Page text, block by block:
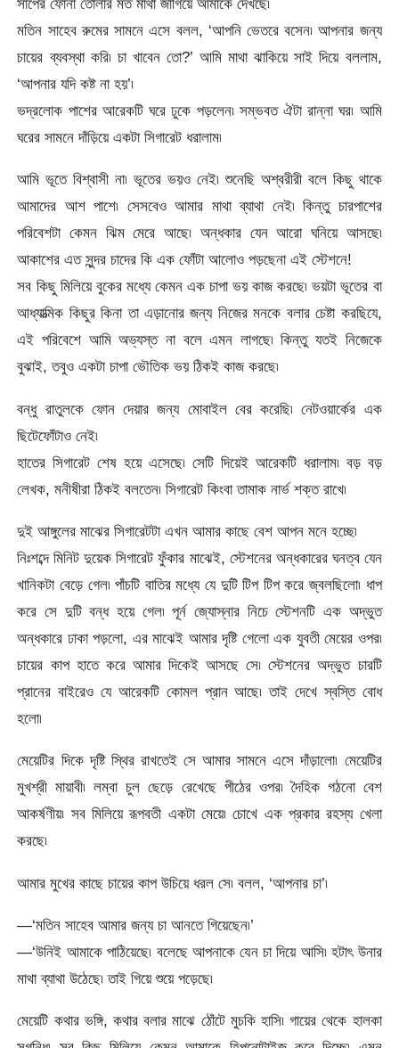
সাপের ফোনা তোলার মত মাথা জাগিয়ে আমাকে দেখছে৷
মতিন সাহেব রুমের সামনে এসে বলল, ‘আপনি ভেতরে বসেন৷ আপনার জন্য
চায়ের ব্যবস্থা করি৷ চা খাবেন তো?’ আমি মাথা ঝাকিয়ে সাই দিয়ে বললাম,
‘আপনার যদি কষ্ট না হয়’৷
ভদ্রলোক পাশের আরেকটি ঘরে ঢুকে পড়লেন৷ সম্ভবত ঐটা রান্না ঘর৷ আমি
ঘরের সামনে দাঁড়িয়ে একটা সিগারেট ধরালাম৷
আমি ভূতে বিশ্বাসী না৷ ভূতের ভয়ও নেই৷ শুনেছি অশ্বরীরী বলে কিছু থাকে
আমাদের আশ পাশে৷ সেসবেও আমার মাথা ব্যাথা নেই৷ কিন্তু চারপাশের
পরিবেশটা কেমন ঝিম মেরে আছে৷ অন্ধকার যেন আরো ঘনিয়ে আসছে৷
আকাশের এত সুন্দর চাদের কি এক ফোঁটা আলোও পড়ছেনা এই স্টেশনে!
সব কিছু মিলিয়ে বুকের মধ্যে কেমন এক চাপা ভয় কাজ করছে৷ ভয়টা ভূতের বা
আধ্যাত্মিক কিছুর কিনা তা এড়ানোর জন্য নিজের মনকে বলার চেষ্টা করছিযে,
এই পরিবেশে আমি অভ্যস্ত না বলে এমন লাগছে৷ কিন্তু যতই নিজেকে
বুঝাই, তবুও একটা চাপা ভৌতিক ভয় ঠিকই কাজ করছে৷
বন্ধু রাতুলকে ফোন দেয়ার জন্য মোবাইল বের করেছি৷ নেটওয়ার্কের এক
ছিটেফোঁটাও নেই৷
হাতের সিগারেট শেষ হয়ে এসেছে৷ সেটি দিয়েই আরেকটি ধরালাম৷ বড় বড়
লেখক, মনীষীরা ঠিকই বলতেন৷ সিগারেট কিংবা তামাক নার্ভ শক্ত রাখে৷
দুই আঙ্গুলের মাঝের সিগারেটটা এখন আমার কাছে বেশ আপন মনে হচ্ছে৷
নিঃশব্দে মিনিট দুয়েক সিগারেট ফুঁকার মাঝেই, স্টেশনের অন্ধকারের ঘনত্ব যেন
খানিকটা বেড়ে গেল৷ পাঁচটি বাতির মধ্যে যে দুটি টিপ টিপ করে জ্বলছিলো৷ ধাপ
করে সে দুটি বন্ধ হয়ে গেল৷ পূর্ন জ্যােস্নার নিচে স্টেশনটি এক অদ্ভুত
অন্ধকারে ঢাকা পড়লো, এর মাঝেই আমার দৃষ্টি গেলো এক যুবতী মেয়ের ওপর৷
চায়ের কাপ হাতে করে আমার দিকেই আসছে সে৷ স্টেশনের অদ্ভুত চারটি
প্রানের বাইরেও যে আরেকটি কোমল প্রান আছে৷ তাই দেখে স্বস্তি বোধ
হলো৷
মেয়েটির দিকে দৃষ্টি স্থির রাখতেই সে আমার সামনে এসে দাঁড়ালো৷ মেয়েটির
মুখশ্রী মায়াবী৷ লম্বা চুল ছেড়ে রেখেছে পীঠের ওপর৷ দৈহিক গঠনো বেশ
আকর্ষণীয়৷ সব মিলিয়ে রূপবতী একটা মেয়ে৷ চোখে এক প্রকার রহস্য খেলা
করছে৷
আমার মুখের কাছে চায়ের কাপ উচিয়ে ধরল সে৷ বলল, ‘আপনার চা’৷
—‘মতিন সাহেব আমার জন্য চা আনতে গিয়েছেন৷’
—‘উনিই আমাকে পাঠিয়েছে৷ বলেছে আপনাকে যেন চা দিয়ে আসি৷ হটাৎ উনার
মাথা ব্যাথা উঠেছে৷ তাই গিয়ে শুয়ে পড়েছে৷
মেয়েটি কথার ভঙ্গি, কথার বলার মাঝে ঠোঁটে মুচকি হাসি৷ গায়ের থেকে হালকা